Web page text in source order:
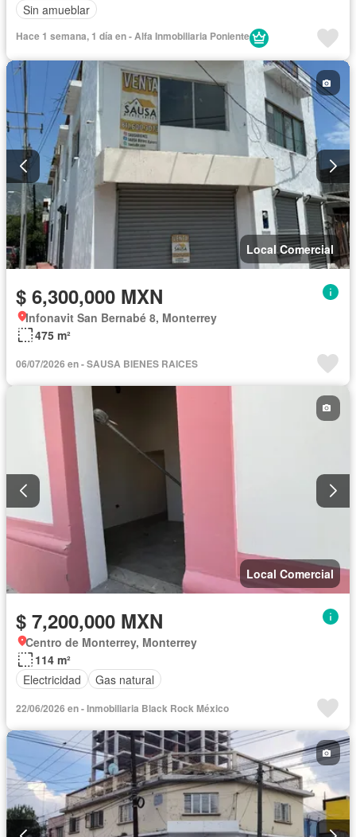
Sin amueblar
Hace 1 semana, 1 día en - Alfa Inmobiliaria Poniente
Local Comercial
$ 6,300,000 MXN
Infonavit San Bernabé 8, Monterrey
475 m²
06/07/2026 en - SAUSA BIENES RAICES
Local Comercial
$ 7,200,000 MXN
Centro de Monterrey, Monterrey
114 m²
Electricidad
Gas natural
22/06/2026 en - Inmobiliaria Black Rock México